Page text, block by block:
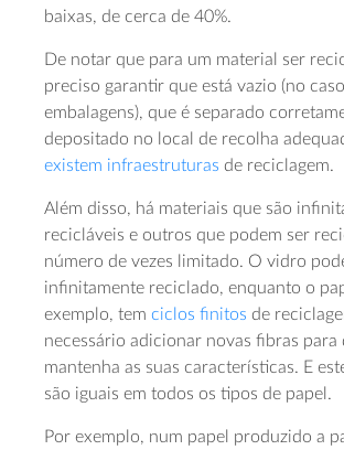
baixas, de cerca de 40%.
De notar que para um material ser
preciso garantir que está vazio (no
embalagens), que é separado
depositado no local de recolha
existem infraestruturas de reciclagem.
Além disso, há materiais que são
recicláveis e outros que podem ser
número de vezes limitado. O vidro
infinitamente reciclado, enquanto o
exemplo, tem ciclos finitos de
necessário adicionar novas fibras para
mantenha as suas características. E
são iguais em todos os tipos de papel.
Por exemplo, num papel produzido a